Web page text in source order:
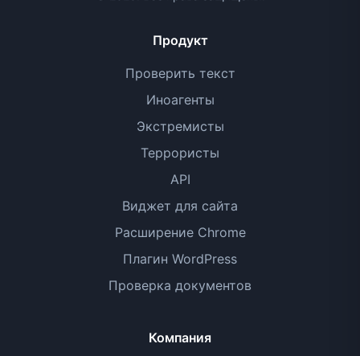
Продукт
Проверить текст
Иноагенты
Экстремисты
Террористы
API
Виджет для сайта
Расширение Chrome
Плагин WordPress
Проверка документов
Компания